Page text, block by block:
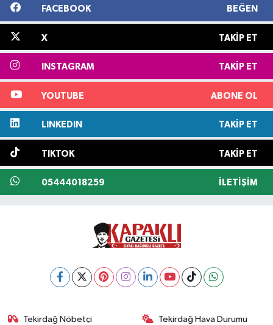
FACEBOOK BEĞEN
X TAKIP ET
INSTAGRAM TAKIP ET
YOUTUBE ABONE OL
LINKEDIN TAKIP ET
TIKTOK TAKIP ET
05444018259 İLETIŞIM
Tekirdağ Nöbetçi
Tekirdağ Hava Durumu